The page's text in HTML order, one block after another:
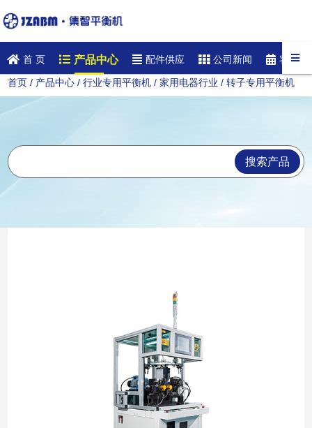
首 页 产品中心 配件供应 公司新闻 客户案
首页 / 产品中心 /行业专用平衡机 /家用电器行业 / 转子专用平衡机
搜索产品